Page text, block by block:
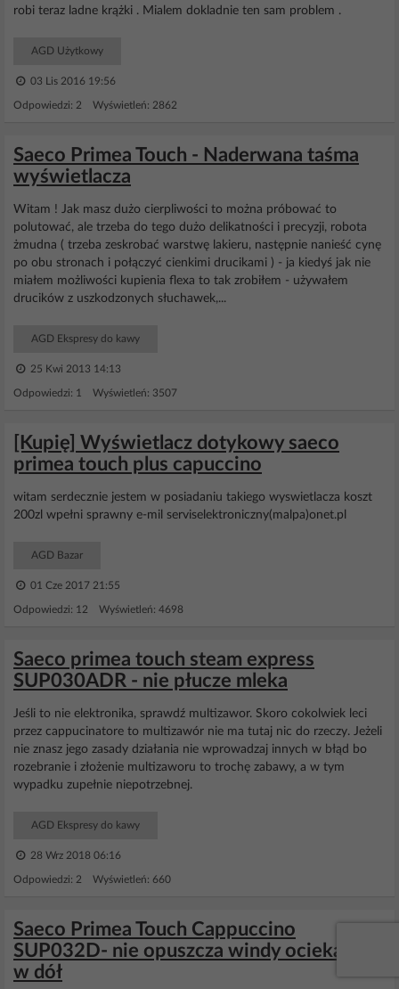
robi teraz ladne krążki . Mialem dokladnie ten sam problem .
AGD Użytkowy
03 Lis 2016 19:56
Odpowiedzi: 2 Wyświetleń: 2862
Saeco Primea Touch - Naderwana taśma
wyświetlacza
Witam ! Jak masz dużo cierpliwości to można próbować to
polutować, ale trzeba do tego dużo delikatności i precyzji, robota
żmudna ( trzeba zeskrobać warstwę lakieru, następnie nanieść cynę
po obu stronach i połączyć cienkimi drucikami ) - ja kiedyś jak nie
miałem możliwości kupienia flexa to tak zrobiłem - używałem
drucików z uszkodzonych słuchawek,...
AGD Ekspresy do kawy
25 Kwi 2013 14:13
Odpowiedzi: 1 Wyświetleń: 3507
[Kupię] Wyświetlacz dotykowy saeco
primea touch plus capuccino
witam serdecznie jestem w posiadaniu takiego wyswietlacza koszt
200zl wpełni sprawny e-mil serviselektroniczny(malpa)onet.pl
AGD Bazar
01 Cze 2017 21:55
Odpowiedzi: 12 Wyświetleń: 4698
Saeco primea touch steam express
SUP030ADR - nie płucze mleka
Jeśli to nie elektronika, sprawdź multizawor. Skoro cokolwiek leci
przez cappucinatore to multizawór nie ma tutaj nic do rzeczy. Jeżeli
nie znasz jego zasady działania nie wprowadzaj innych w błąd bo
rozebranie i złożenie multizaworu to trochę zabawy, a w tym
wypadku zupełnie niepotrzebnej.
AGD Ekspresy do kawy
28 Wrz 2018 06:16
Odpowiedzi: 2 Wyświetleń: 660
Saeco Primea Touch Cappuccino
SUP032D- nie opuszcza windy ociekacza
w dół